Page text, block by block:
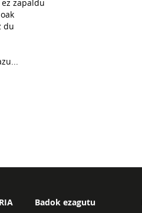
zapaldu
du
Badok ezagutu